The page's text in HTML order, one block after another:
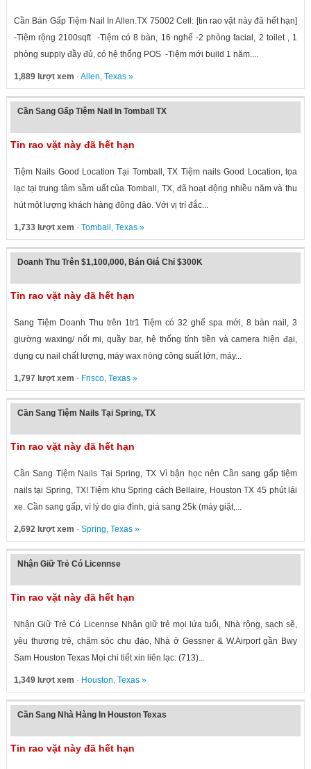
Cần Bán Gấp Tiệm Nail In Allen.TX 75002 Cell: [tin rao vặt này đã hết hạn]
-Tiệm rộng 2100sqft -Tiệm có 8 bàn, 16 nghế -2 phòng facial, 2 toilet , 1
phòng supply đầy đủ, có hệ thống POS -Tiệm mới build 1 năm....
1,889 lượt xem · Allen, Texas»
Cần Sang Gấp Tiệm Nail In Tomball TX
Tin rao vặt này đã hết hạn
Tiệm Nails Good Location Tại Tomball, TX Tiệm nails Good Location, tọa
lạc tại trung tâm sầm uất của Tomball, TX, đã hoạt động nhiều năm và thu
hút một lượng khách hàng đông đảo. Với vị trí đắc...
1,733 lượt xem · Tomball , Texas»
Doanh Thu Trên $1,100,000, Bán Giá Chỉ $300K
Tin rao vặt này đã hết hạn
Sang Tiệm Doanh Thu trên 1tr1 Tiệm có 32 ghế spa mới, 8 bàn nail, 3
giường waxing/ nối mi, quầy bar, hệ thống tính tiền và camera hiện đại,
dụng cụ nail chất lượng, máy wax nóng công suất lớn, máy...
1,797 lượt xem · Frisco, Texas»
Cần Sang Tiệm Nails Tại Spring, TX
Tin rao vặt này đã hết hạn
Cần Sang Tiệm Nails Tại Spring, TX Vì bận học nên Cần sang gấp tiệm
nails tại Spring, TX! Tiệm khu Spring cách Bellaire, Houston TX 45 phút lái
xe. Cần sang gấp, vì lý do gia đình, giá sang 25k (máy giặt,...
2,692 lượt xem · Spring, Texas»
Nhận Giữ Trẻ Có Licennse
Tin rao vặt này đã hết hạn
Nhận Giữ Trẻ Có Licennse Nhận giữ trẻ mọi lứa tuổi, Nhà rộng, sạch sẽ,
yêu thương trẻ, chăm sóc chu đáo, Nhà ở Gessner & W.Airport gần Bwy
Sam Houston Texas Mọi chi tiết xin liên lạc: (713)...
1,349 lượt xem · Houston, Texas»
Cần Sang Nhà Hàng In Houston Texas
Tin rao vặt này đã hết hạn